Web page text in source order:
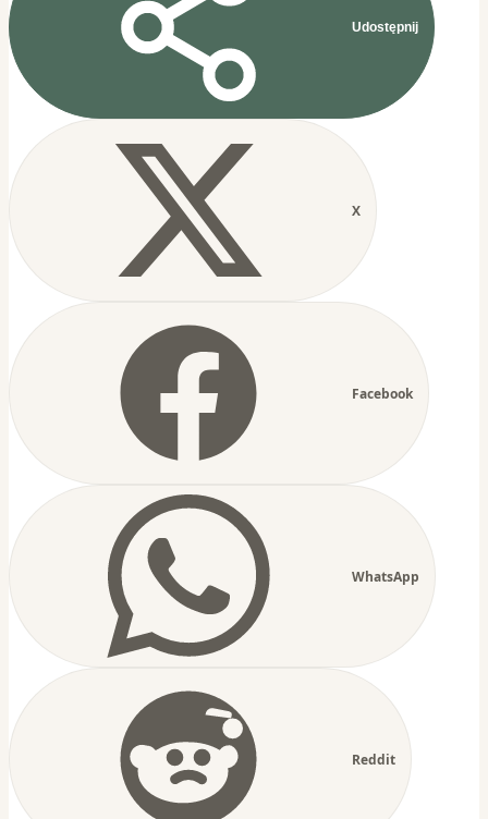
Udostępnij
X
Facebook
WhatsApp
Reddit